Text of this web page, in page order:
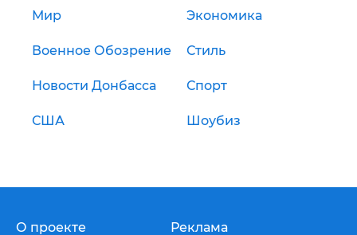
Мир Экономика
Военное Обозрение Стиль
Новости Донбасса Спорт
США Шоубиз
О проекте Реклама